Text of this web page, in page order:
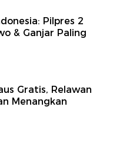
Pilpres 2
& Ganjar Paling
Gratis, Relawan
Menangkan